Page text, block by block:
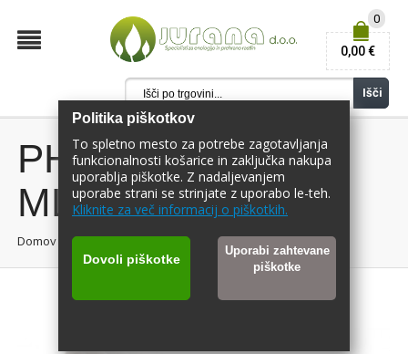
Politika piškotkov
To spletno mesto za potrebe zagotavljanja
funkcionalnosti košarice in zaključka nakupa
uporablja piškotke. Z nadaljevanjem
uporabe strani se strinjate z uporabo le-teh.
Kliknite za več informacij o piškotkih.
Dovoli piškotke
Uporabi zahtevane
piškotke
Išči
0
0,00 €
PHYLGREEN 100
ML
Domov Phylgreen 100 ml